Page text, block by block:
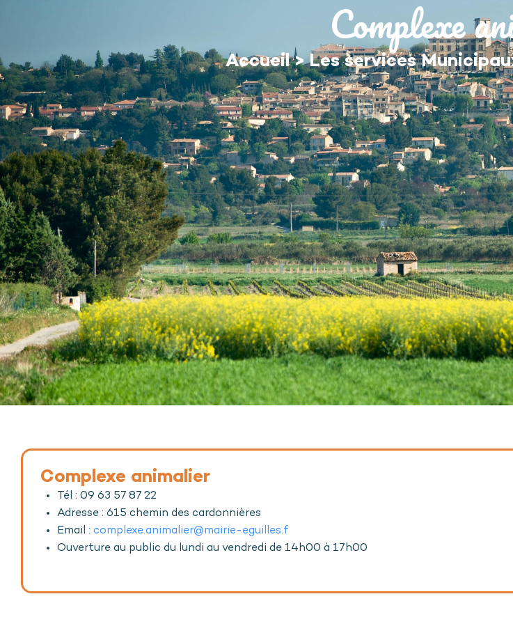
MON QUOTIDIEN
Complexe
Accueil>Les services
Complexe animalier
Tél : 09 63 57 87 22
Adresse : 615 chemin des cardonnières
Email : complexe.animalier@mairie-eguilles.f
Ouverture au public du lundi au vendredi de 14h00 à 17h00